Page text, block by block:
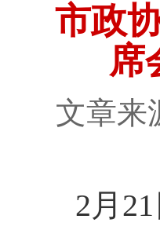
市政
席
文章
2月